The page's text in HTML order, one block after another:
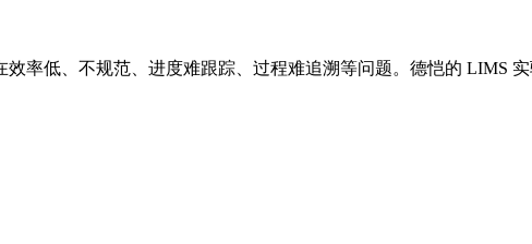
率低、不规范、进度难跟踪、过程难追溯等问题。德恺的 LIMS